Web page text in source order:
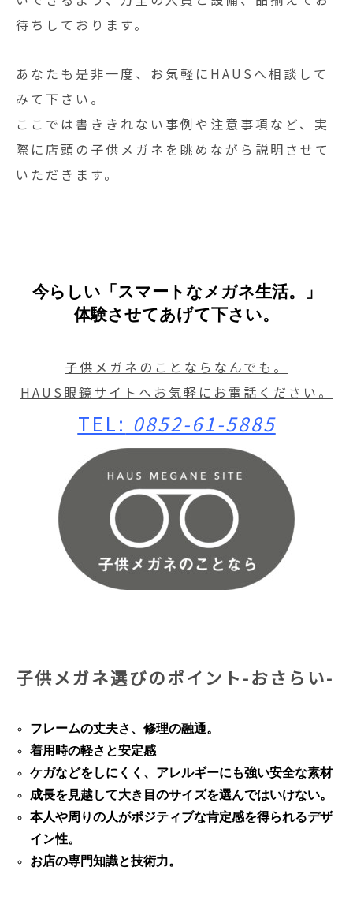
待ちしております。
あなたも是非一度、お気軽にHAUSへ相談して
みて下さい。
ここでは書ききれない事例や注意事項など、実
際に店頭の子供メガネを眺めながら説明させて
いただきます。
今らしい「スマートなメガネ生活。」
体験させてあげて下さい。
子供メガネのことならなんでも。
HAUS眼鏡サイトへお気軽にお電話ください。
TEL: 0852-61-5885
子供メガネ選びのポイント-おさらい-
フレームの丈夫さ、修理の融通。
着用時の軽さと安定感
ケガなどをしにくく、アレルギーにも強い安全な素材
成長を見越して大き目のサイズを選んではいけない。
本人や周りの人がポジティブな肯定感を得られるデザ
イン性。
お店の専門知識と技術力。